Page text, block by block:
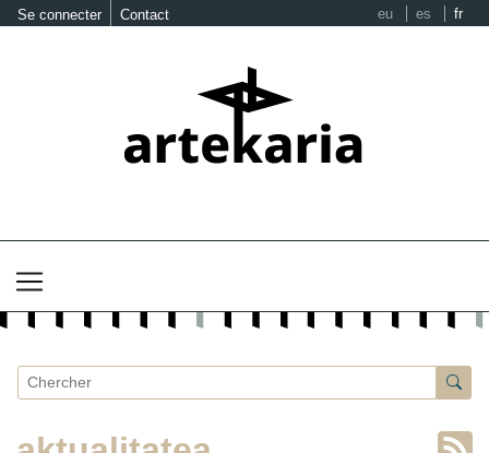
Se connecter Contact eu es fr